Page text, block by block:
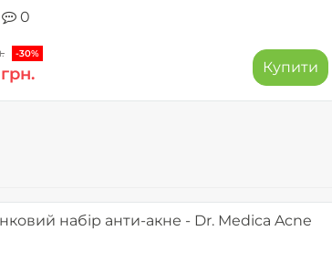
0
-30%
Купити
набір анти-акне - Dr. Medica Acne